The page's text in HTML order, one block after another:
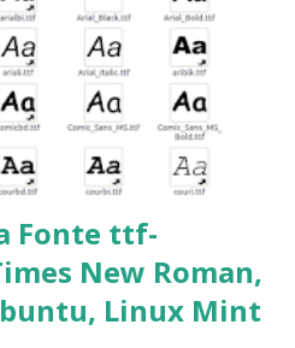
$ sudo apt-get check 5-
concluir instalação de
erros: $ sudo apt-get -f install
-f install nã...
Fonte ttf-
New Roman,
Linux Mint